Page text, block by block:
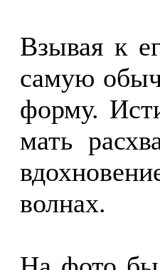
Взывая к
самую
форму.
мать
волнах.